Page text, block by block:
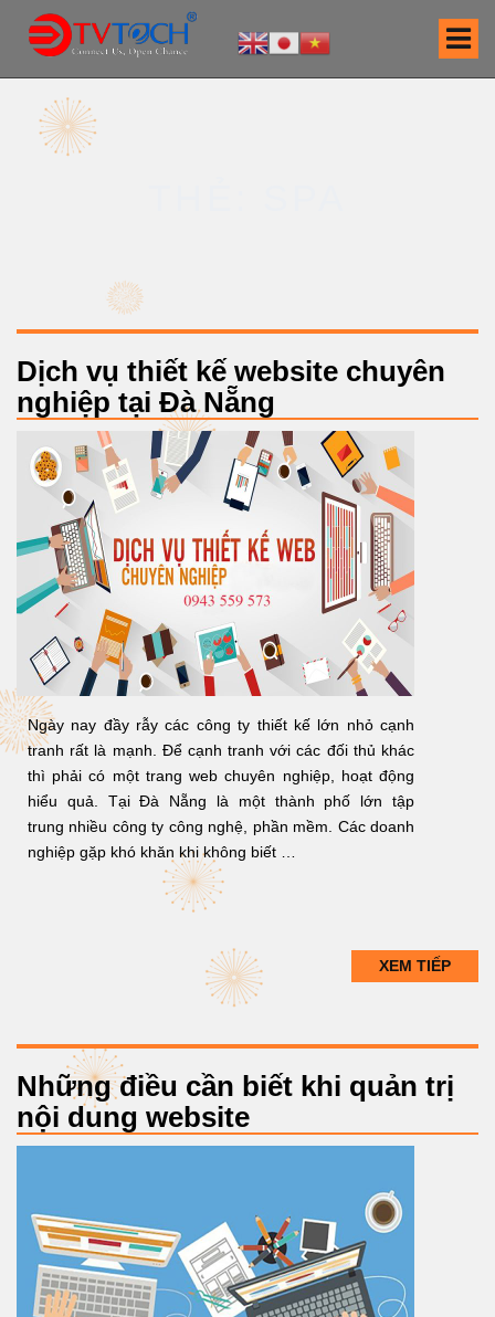
Dịch vụ thiết kế website chuyên
nghiệp tại Đà Nẵng
Ngày nay đầy rẫy các công ty thiết kế lớn nhỏ cạnh
tranh rất là mạnh. Để cạnh tranh với các đối thủ khác
thì phải có một trang web chuyên nghiệp, hoạt động
hiểu quả. Tại Đà Nẵng là một thành phố lớn tập
trung nhiều công ty công nghệ, phần mềm. Các doanh
nghiệp gặp khó khăn khi không biết …
XEM TIẾP
Những điều cần biết khi quản trị
nội dung website